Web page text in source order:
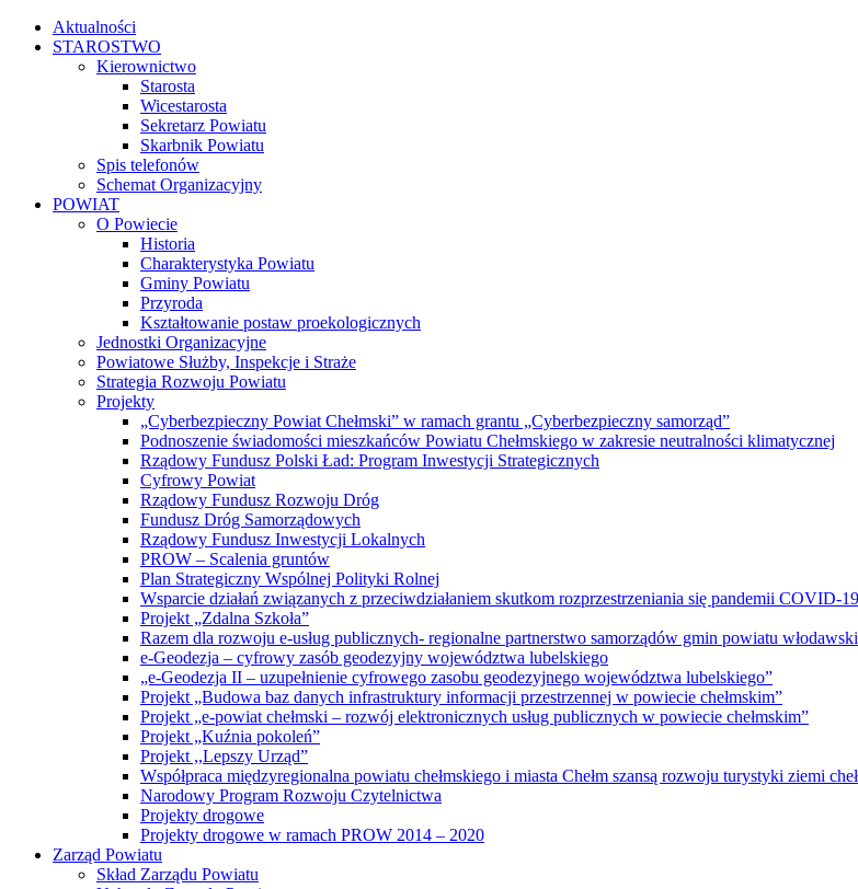
Aktualności
STAROSTWO
Kierownictwo
Starosta
Wicestarosta
Sekretarz Powiatu
Skarbnik Powiatu
Spis telefonów
Schemat Organizacyjny
POWIAT
O Powiecie
Historia
Charakterystyka Powiatu
Gminy Powiatu
Przyroda
Kształtowanie postaw proekologicznych
Jednostki Organizacyjne
Powiatowe Służby, Inspekcje i Straże
Strategia Rozwoju Powiatu
Projekty
„Cyberbezpieczny Powiat Chełmski” w ramach grantu „Cyberbezpieczny samorząd”
Podnoszenie świadomości mieszkańców Powiatu Chełmskiego w zakresie neutralności klimatycznej
Rządowy Fundusz Polski Ład: Program Inwestycji Strategicznych
Cyfrowy Powiat
Rządowy Fundusz Rozwoju Dróg
Fundusz Dróg Samorządowych
Rządowy Fundusz Inwestycji Lokalnych
PROW – Scalenia gruntów
Plan Strategiczny Wspólnej Polityki Rolnej
Wsparcie działań związanych z przeciwdziałaniem skutkom rozprzestrzeniania się pandemii COVID-
Projekt „Zdalna Szkoła”
Razem dla rozwoju e-usług publicznych- regionalne partnerstwo samorządów gmin powiatu
e-Geodezja – cyfrowy zasób geodezyjny województwa lubelskiego
„e-Geodezja II – uzupełnienie cyfrowego zasobu geodezyjnego województwa lubelskiego”
Projekt „Budowa baz danych infrastruktury informacji przestrzennej w powiecie chełmskim”
Projekt „e-powiat chełmski – rozwój elektronicznych usług publicznych w powiecie chełmskim”
Projekt „Kuźnia pokoleń”
Projekt ,,Lepszy Urząd”
Współpraca międzyregionalna powiatu chełmskiego i miasta Chełm szansą rozwoju turystyki ziemi
Narodowy Program Rozwoju Czytelnictwa
Projekty drogowe
Projekty drogowe w ramach PROW 2014 – 2020
Zarząd Powiatu
Skład Zarządu Powiatu